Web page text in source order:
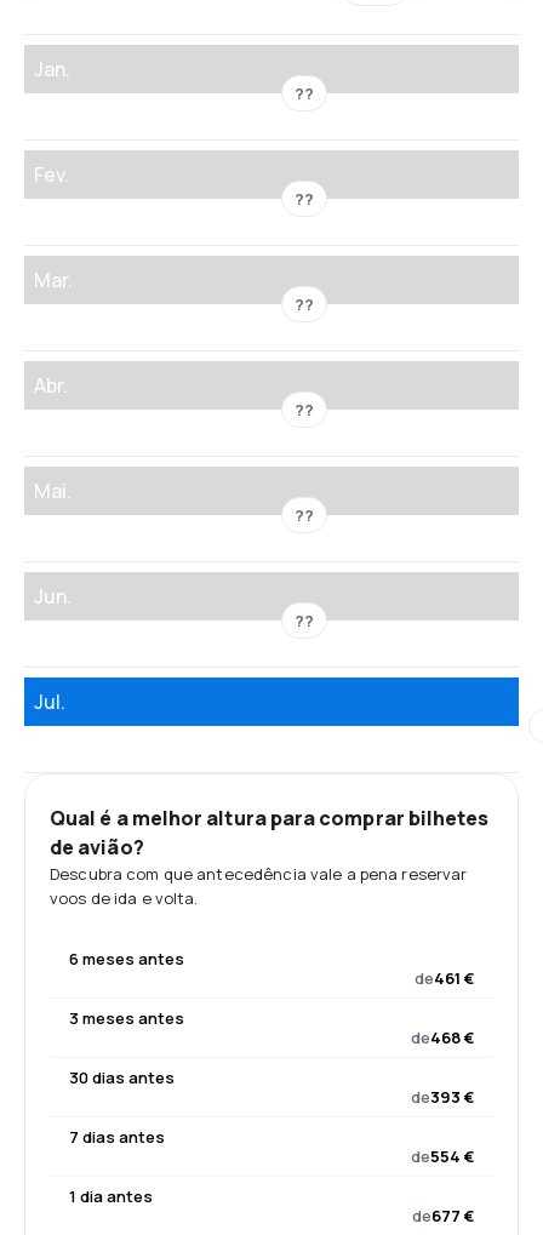
Jan.
??
Fev.
??
Mar.
??
Abr.
??
Mai.
??
Jun.
??
Jul.
Qual é a melhor altura para comprar bilhetes
de avião?
Descubra com que antecedência vale a pena reservar
voos de ida e volta.
6 meses antes
de461 €
3 meses antes
de468 €
30 dias antes
de393 €
7 dias antes
de554 €
1 dia antes
de677 €